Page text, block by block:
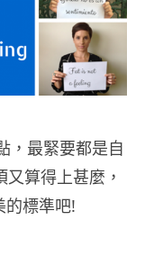
，最緊要都是自
算得上甚麼，
的標準吧!